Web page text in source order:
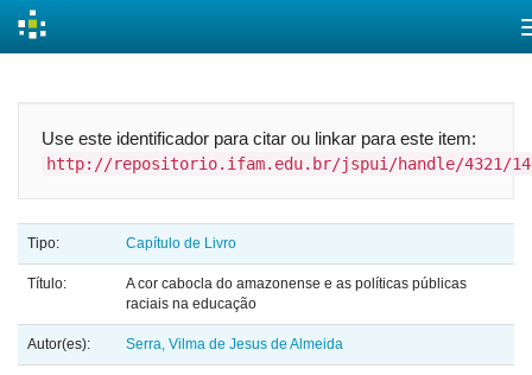
Use este identificador para citar ou linkar para este item:
http://repositorio.ifam.edu.br/jspui/handle/4321/
Tipo: Capítulo de Livro
Título:
A cor cabocla do amazonense e as políticas públicas
raciais na educação
Autor(es): Serra, Vilma de Jesus de Almeida